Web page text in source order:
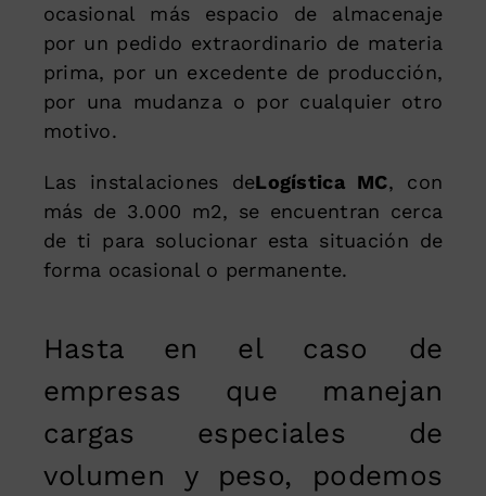
ocasional más espacio de almacenaje
por un pedido extraordinario de materia
prima, por un excedente de producción,
por una mudanza o por cualquier otro
motivo.
Las instalaciones deLogística MC, con
más de 3.000 m2, se encuentran cerca
de ti para solucionar esta situación de
forma ocasional o permanente.
Hasta en el caso de
empresas que manejan
cargas especiales de
volumen y peso, podemos